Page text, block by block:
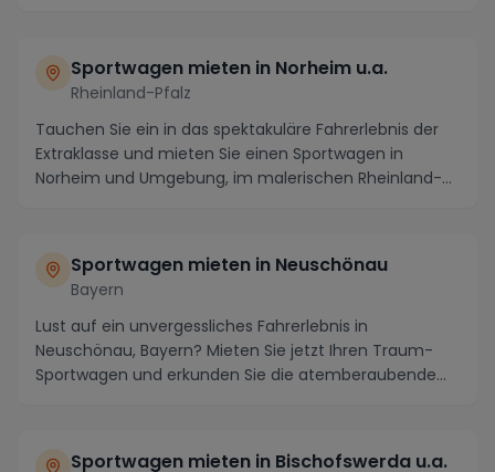
Sportwagen mieten in Norheim u.a.
Rheinland-Pfalz
Tauchen Sie ein in das spektakuläre Fahrerlebnis der
Extraklasse und mieten Sie einen Sportwagen in
Norheim und Umgebung, im malerischen Rheinland-
Sportwagen mieten in Neuschönau
Bayern
Lust auf ein unvergessliches Fahrerlebnis in
Neuschönau, Bayern? Mieten Sie jetzt Ihren Traum-
Sportwagen und erkunden Sie die atemberaubende
Sportwagen mieten in Bischofswerda u.a.